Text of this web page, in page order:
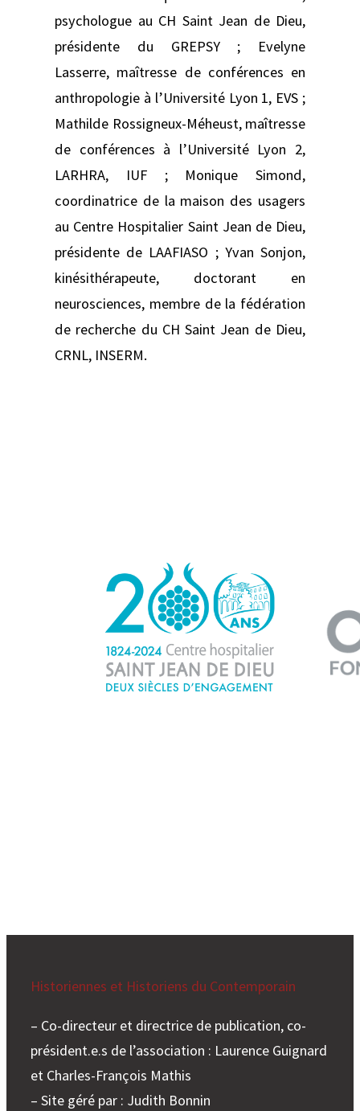
psychologue au CH Saint Jean de Dieu,
présidente du GREPSY ; Evelyne
Lasserre, maîtresse de conférences en
anthropologie à l’Université Lyon 1, EVS ;
Mathilde Rossigneux-Méheust, maîtresse
de conférences à l’Université Lyon 2,
LARHRA, IUF ; Monique Simond,
coordinatrice de la maison des usagers
au Centre Hospitalier Saint Jean de Dieu,
présidente de LAAFIASO ; Yvan Sonjon,
kinésithérapeute, doctorant en
neurosciences, membre de la fédération
de recherche du CH Saint Jean de Dieu,
CRNL, INSERM.
Historiennes et Historiens du Contemporain
– Co-directeur et directrice de publication, co-
président.e.s de l’association : Laurence Guignard
et Charles-François Mathis
– Site géré par : Judith Bonnin